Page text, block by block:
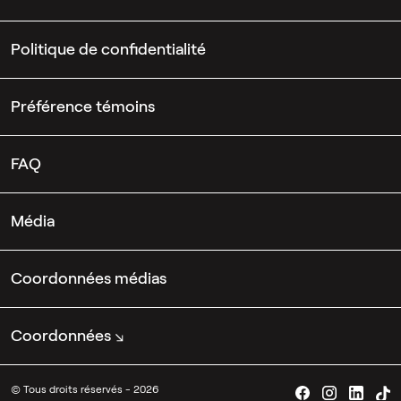
Politique de confidentialité
Préférence témoins
FAQ
Média
Coordonnées médias
Coordonnées
© Tous droits réservés - 2026